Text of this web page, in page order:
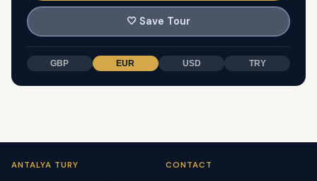
🤍 Save Tour
GBP EUR USD TRY
ANTALYA TURY CONTACT